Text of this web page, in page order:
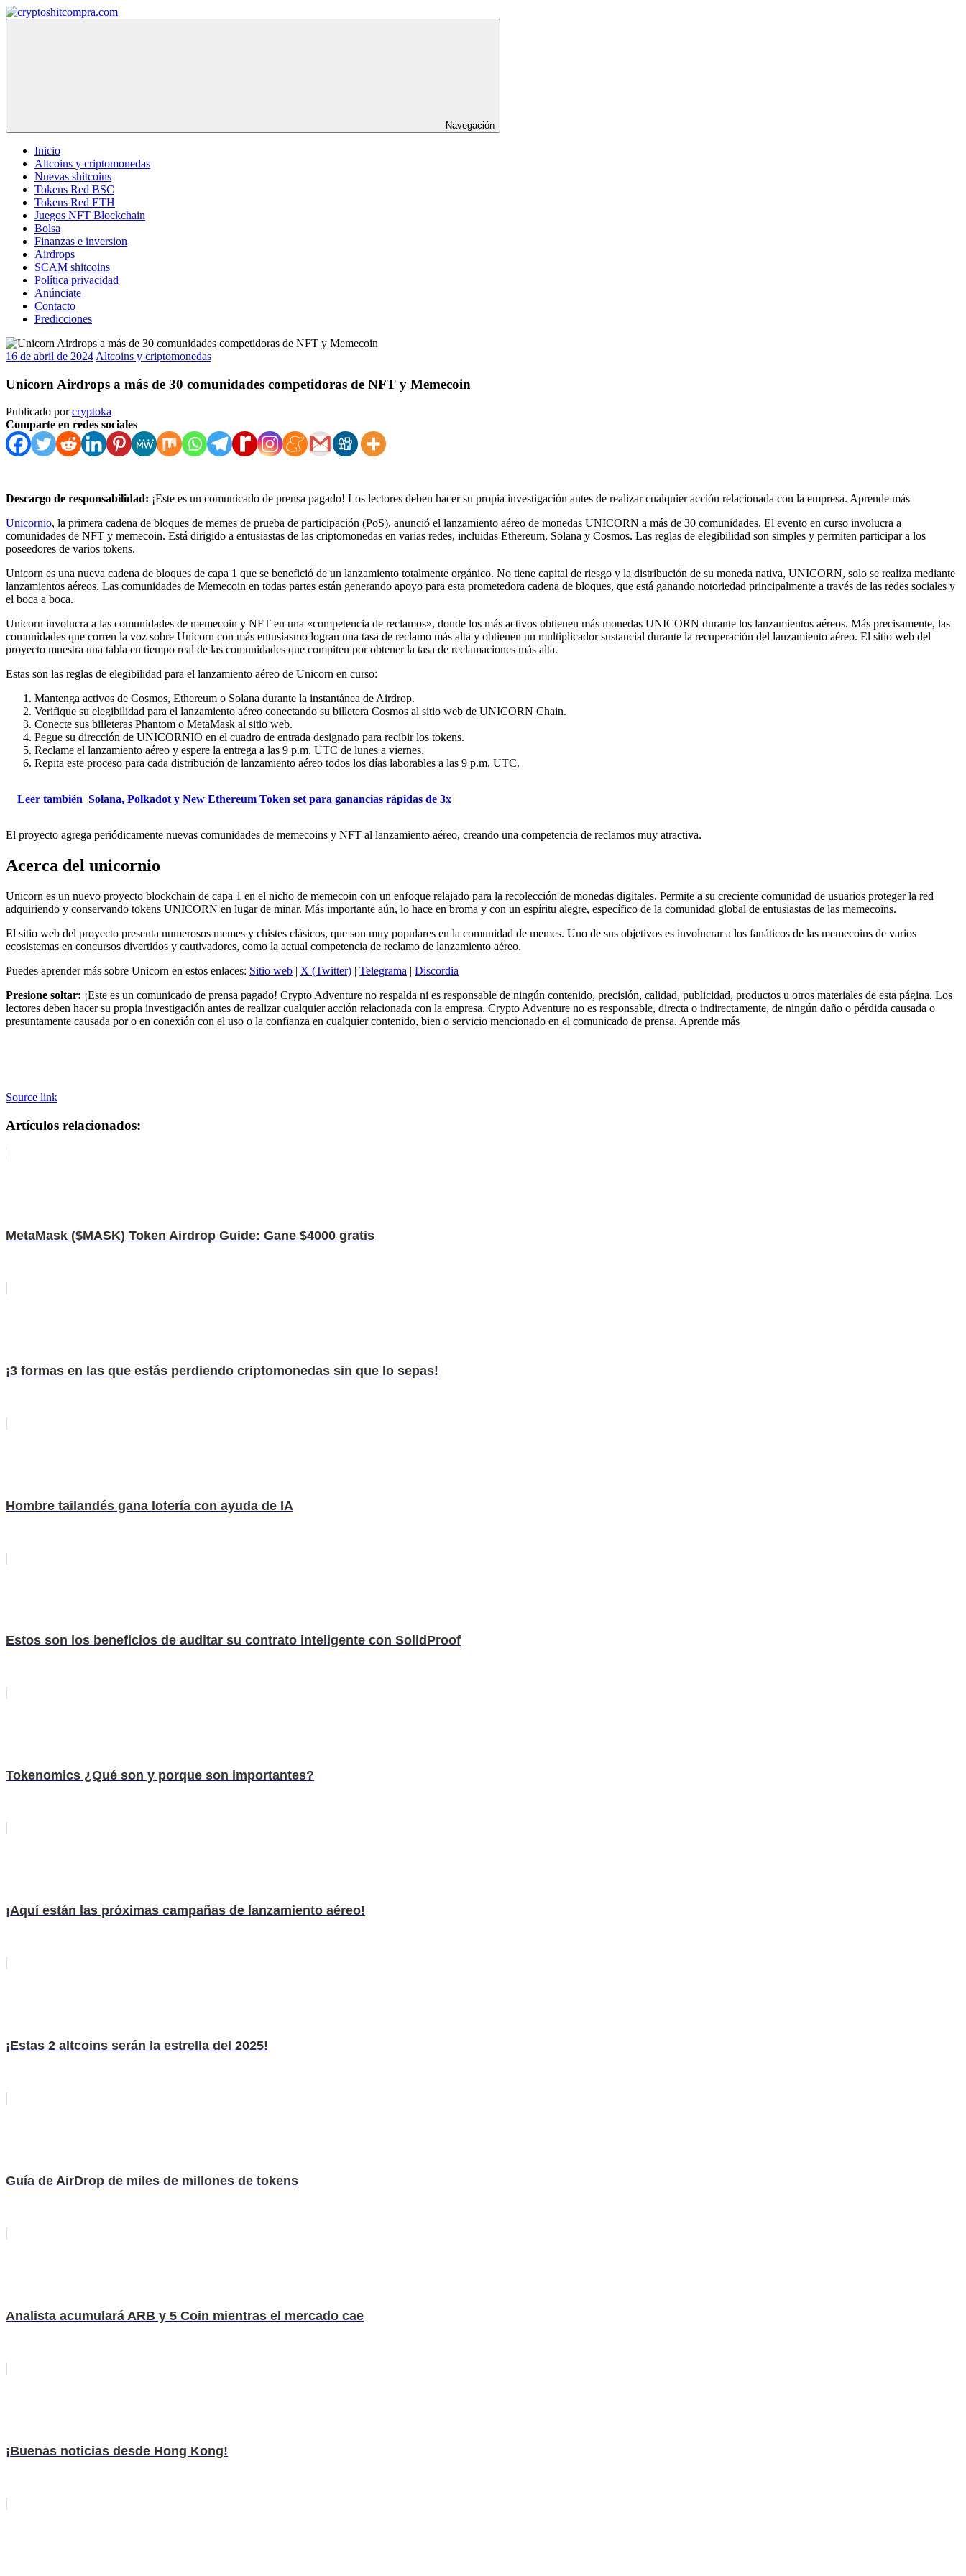
Saltar
al
Navegación
Inicio
Altcoins y criptomonedas
Nuevas shitcoins
Tokens Red BSC
Tokens Red ETH
Juegos NFT Blockchain
Bolsa
Finanzas e inversion
Airdrops
SCAM shitcoins
Política privacidad
Anúnciate
Contacto
Predicciones
16 de abril de 2024 Altcoins y criptomonedas
Unicorn Airdrops a más de 30 comunidades competidoras de NFT y Memecoin
Publicado porcryptoka
Comparte en redes sociales
Descargo de responsabilidad: ¡Este es un comunicado de prensa pagado! Los lectores deben hacer su propia investigación antes de realizar cualquier acción relacionada con la empresa. Aprende más
Unicornio, la primera cadena de bloques de memes de prueba de participación (PoS), anunció el lanzamiento aéreo de monedas UNICORN a más de 30 comunidades. El evento en curso involucra a
comunidades de NFT y memecoin. Está dirigido a entusiastas de las criptomonedas en varias redes, incluidas Ethereum, Solana y Cosmos. Las reglas de elegibilidad son simples y permiten participar a los
poseedores de varios tokens.
Unicorn es una nueva cadena de bloques de capa 1 que se benefició de un lanzamiento totalmente orgánico. No tiene capital de riesgo y la distribución de su moneda nativa, UNICORN, solo se realiza mediante
lanzamientos aéreos. Las comunidades de Memecoin en todas partes están generando apoyo para esta prometedora cadena de bloques, que está ganando notoriedad principalmente a través de las redes sociales y
el boca a boca.
Unicorn involucra a las comunidades de memecoin y NFT en una «competencia de reclamos», donde los más activos obtienen más monedas UNICORN durante los lanzamientos aéreos. Más precisamente, las
comunidades que corren la voz sobre Unicorn con más entusiasmo logran una tasa de reclamo más alta y obtienen un multiplicador sustancial durante la recuperación del lanzamiento aéreo. El sitio web del
proyecto muestra una tabla en tiempo real de las comunidades que compiten por obtener la tasa de reclamaciones más alta.
Estas son las reglas de elegibilidad para el lanzamiento aéreo de Unicorn en curso:
Mantenga activos de Cosmos, Ethereum o Solana durante la instantánea de Airdrop.
Verifique su elegibilidad para el lanzamiento aéreo conectando su billetera Cosmos al sitio web de UNICORN Chain.
Conecte sus billeteras Phantom o MetaMask al sitio web.
Pegue su dirección de UNICORNIO en el cuadro de entrada designado para recibir los tokens.
Reclame el lanzamiento aéreo y espere la entrega a las 9 p.m. UTC de lunes a viernes.
Repita este proceso para cada distribución de lanzamiento aéreo todos los días laborables a las 9 p.m. UTC.
Leer también Solana, Polkadot y New Ethereum Token set para ganancias rápidas de 3x
El proyecto agrega periódicamente nuevas comunidades de memecoins y NFT al lanzamiento aéreo, creando una competencia de reclamos muy atractiva.
Acerca del unicornio
Unicorn es un nuevo proyecto blockchain de capa 1 en el nicho de memecoin con un enfoque relajado para la recolección de monedas digitales. Permite a su creciente comunidad de usuarios proteger la red
adquiriendo y conservando tokens UNICORN en lugar de minar. Más importante aún, lo hace en broma y con un espíritu alegre, específico de la comunidad global de entusiastas de las memecoins.
El sitio web del proyecto presenta numerosos memes y chistes clásicos, que son muy populares en la comunidad de memes. Uno de sus objetivos es involucrar a los fanáticos de las memecoins de varios
ecosistemas en concursos divertidos y cautivadores, como la actual competencia de reclamo de lanzamiento aéreo.
Puedes aprender más sobre Unicorn en estos enlaces: Sitio web | X (Twitter) | Telegrama | Discordia
Presione soltar: ¡Este es un comunicado de prensa pagado! Crypto Adventure no respalda ni es responsable de ningún contenido, precisión, calidad, publicidad, productos u otros materiales de esta página. Los
lectores deben hacer su propia investigación antes de realizar cualquier acción relacionada con la empresa. Crypto Adventure no es responsable, directa o indirectamente, de ningún daño o pérdida causada o
presuntamente causada por o en conexión con el uso o la confianza en cualquier contenido, bien o servicio mencionado en el comunicado de prensa. Aprende más
Source link
Artículos relacionados:
MetaMask ($MASK) Token Airdrop Guide: Gane $4000 gratis
¡3 formas en las que estás perdiendo criptomonedas sin que lo sepas!
Hombre tailandés gana lotería con ayuda de IA
Estos son los beneficios de auditar su contrato inteligente con SolidProof
Tokenomics ¿Qué son y porque son importantes?
¡Aquí están las próximas campañas de lanzamiento aéreo!
¡Estas 2 altcoins serán la estrella del 2025!
Guía de AirDrop de miles de millones de tokens
Analista acumulará ARB y 5 Coin mientras el mercado cae
¡Buenas noticias desde Hong Kong!